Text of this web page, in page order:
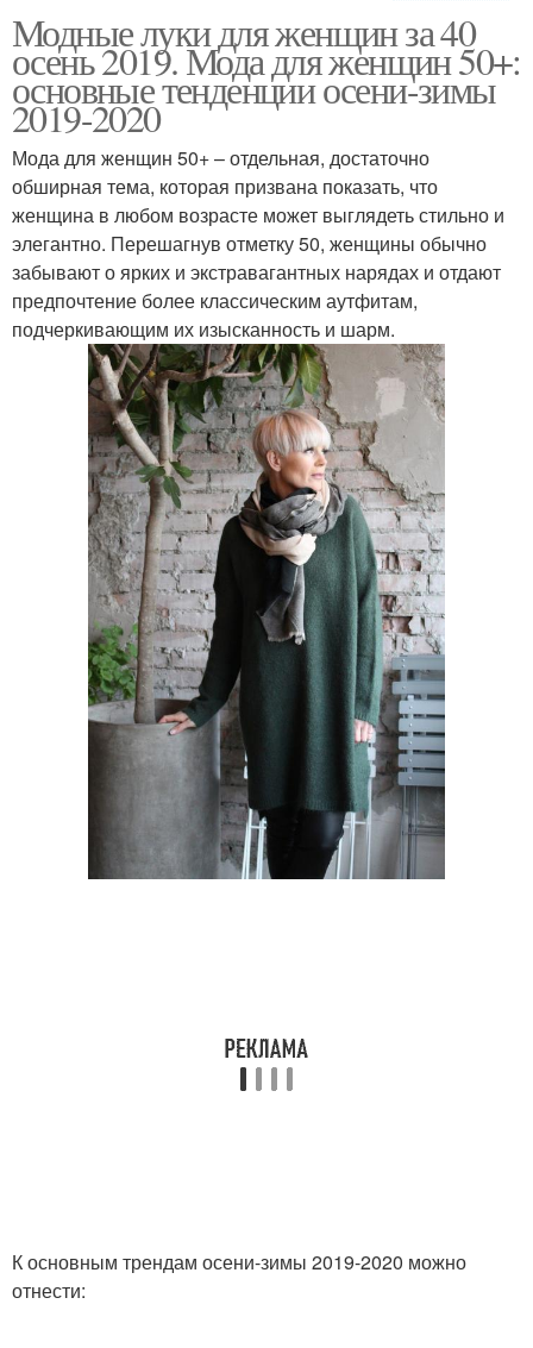
Полные женщины
Модные луки для женщин за 40
осень 2019. Мода для женщин 50+:
основные тенденции осени-зимы
2019-2020
Мода для женщин 50+ – отдельная, достаточно
обширная тема, которая призвана показать, что
женщина в любом возрасте может выглядеть стильно и
элегантно. Перешагнув отметку 50, женщины обычно
забывают о ярких и экстравагантных нарядах и отдают
предпочтение более классическим аутфитам,
подчеркивающим их изысканность и шарм.
К основным трендам осени-зимы 2019-2020 можно
отнести: